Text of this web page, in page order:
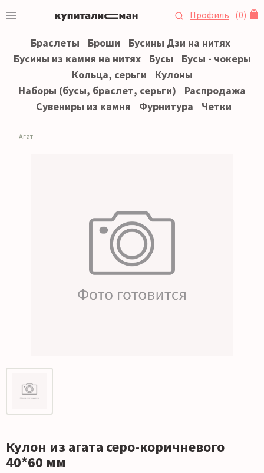
Профиль (0)
Браслеты Броши
Бусины Дзи на нитях
Бусины из камня на нитях
Бусы
Бусы - чокеры
Кольца, серьги
Кулоны
Наборы (бусы, браслет, серьги)
Распродажа
Сувениры из камня
Фурнитура Четки
Агат
Кулон из агата серо-коричневого
40*60 мм